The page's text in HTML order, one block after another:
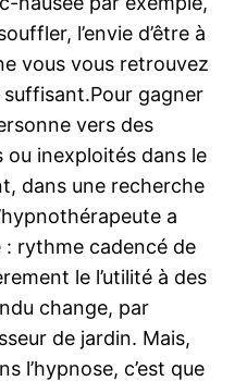
l’envie d’être à
vous vous retrouvez
gagner
vers des
inexploités dans le
dans une recherche
a
: rythme cadencé de
le l’utilité à des
change, par
de jardin. Mais,
l’hypnose, c’est que